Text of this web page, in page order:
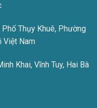
Thụy Khuê, Phường
Việt Nam
Khai, Vĩnh Tuy, Hai Bà